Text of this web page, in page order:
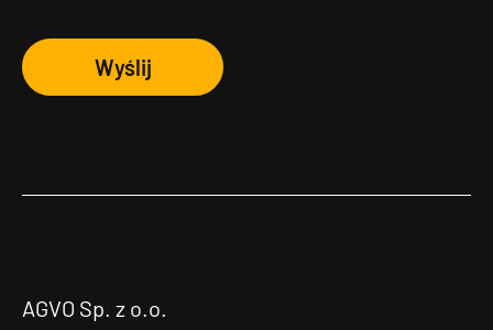
Wyślij
AGVO Sp. z o.o.